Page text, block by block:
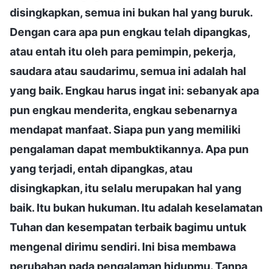
disingkapkan, semua ini bukan hal yang buruk.
Dengan cara apa pun engkau telah dipangkas,
atau entah itu oleh para pemimpin, pekerja,
saudara atau saudarimu, semua ini adalah hal
yang baik. Engkau harus ingat ini: sebanyak apa
pun engkau menderita, engkau sebenarnya
mendapat manfaat. Siapa pun yang memiliki
pengalaman dapat membuktikannya. Apa pun
yang terjadi, entah dipangkas, atau
disingkapkan, itu selalu merupakan hal yang
baik. Itu bukan hukuman. Itu adalah keselamatan
Tuhan dan kesempatan terbaik bagimu untuk
mengenal dirimu sendiri. Ini bisa membawa
perubahan pada pengalaman hidupmu. Tanpa